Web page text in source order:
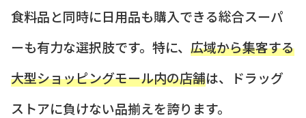
食料品と同時に日用品も購入できる総合スーパ
ーも有力な選択肢です。特に、 広域から集客する
大型ショッピングモール内の店舗は、ドラッグ
ストアに負けない品揃えを誇ります。